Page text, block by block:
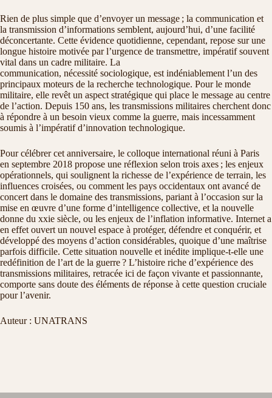
Rien de plus simple que d’envoyer un message ; la communication et
la transmission d’informations semblent, aujourd’hui, d’une facilité
déconcertante. Cette évidence quotidienne, cependant, repose sur une
longue histoire motivée par l’urgence de transmettre, impératif souvent
vital dans un cadre militaire. La
communication, nécessité sociologique, est indéniablement l’un des
principaux moteurs de la recherche technologique. Pour le monde
militaire, elle revêt un aspect stratégique qui place le message au centre
de l’action. Depuis 150 ans, les transmissions militaires cherchent donc
à répondre à un besoin vieux comme la guerre, mais incessamment
soumis à l’impératif d’innovation technologique.
Pour célébrer cet anniversaire, le colloque international réuni à Paris
en septembre 2018 propose une réflexion selon trois axes ; les enjeux
opérationnels, qui soulignent la richesse de l’expérience de terrain, les
influences croisées, ou comment les pays occidentaux ont avancé de
concert dans le domaine des transmissions, pariant à l’occasion sur la
mise en œuvre d’une forme d’intelligence collective, et la nouvelle
donne du xxie siècle, ou les enjeux de l’inflation informative. Internet a
en effet ouvert un nouvel espace à protéger, défendre et conquérir, et
développé des moyens d’action considérables, quoique d’une maîtrise
parfois difficile. Cette situation nouvelle et inédite implique-t-elle une
redéfinition de l’art de la guerre ? L’histoire riche d’expérience des
transmissions militaires, retracée ici de façon vivante et passionnante,
comporte sans doute des éléments de réponse à cette question cruciale
pour l’avenir.
Auteur : UNATRANS